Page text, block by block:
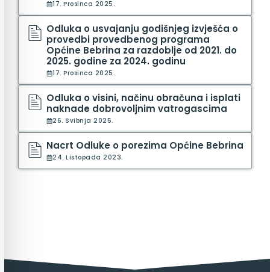
17. Prosinca 2025.
Odluka o usvajanju godišnjeg izvješća o
provedbi provedbenog programa
Općine Bebrina za razdoblje od 2021. do
2025. godine za 2024. godinu
17. Prosinca 2025.
Odluka o visini, načinu obračuna i isplati
naknade dobrovoljnim vatrogascima
26. Svibnja 2025.
Nacrt Odluke o porezima Općine Bebrina
24. Listopada 2023.